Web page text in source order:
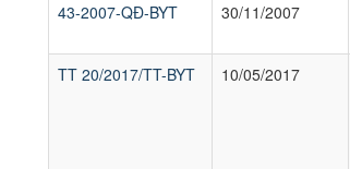
43-2007-QĐ-BYT
30/11/2007
TT 20/2017/TT-BYT
10/05/2017